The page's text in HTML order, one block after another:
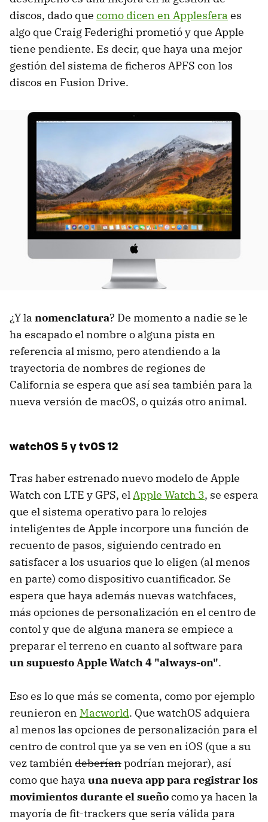
discos, dado que como dicen en Applesfera es
algo que Craig Federighi prometió y que Apple
tiene pendiente. Es decir, que haya una mejor
gestión del sistema de ficheros APFS con los
discos en Fusion Drive.
¿Y la nomenclatura? De momento a nadie se le
ha escapado el nombre o alguna pista en
referencia al mismo, pero atendiendo a la
trayectoria de nombres de regiones de
California se espera que así sea también para la
nueva versión de macOS, o quizás otro animal.
watchOS 5 y tvOS 12
Tras haber estrenado nuevo modelo de Apple
Watch con LTE y GPS, elApple Watch 3, se espera
que el sistema operativo para lo relojes
inteligentes de Apple incorpore una función de
recuento de pasos, siguiendo centrado en
satisfacer a los usuarios que lo eligen (al menos
en parte) como dispositivo cuantificador. Se
espera que haya además nuevas watchfaces,
más opciones de personalización en el centro de
contol y que de alguna manera se empiece a
preparar el terreno en cuanto al software para
un supuesto Apple Watch 4 "always-on".
Eso es lo que más se comenta, como por ejemplo
reunieron en Macworld. Que watchOS adquiera
al menos las opciones de personalización para el
centro de control que ya se ven en iOS (que a su
vez también deberíanpodrían mejorar), así
como que haya una nueva app para registrar los
movimientos durante el sueñocomo ya hacen la
mayoría de fit-trackers que sería válida para